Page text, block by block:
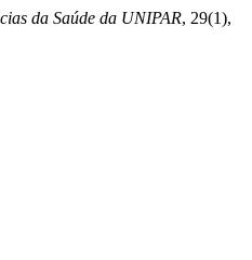
da Saúde da UNIPAR, 29(1),